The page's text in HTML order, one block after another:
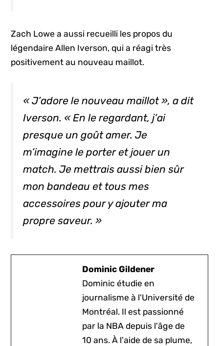
Zach Lowe a aussi recueilli les propos du
légendaire Allen Iverson, qui a réagi très
positivement au nouveau maillot.
« J’adore le nouveau maillot », a dit
Iverson. « En le regardant, j’ai
presque un goût amer. Je
m’imagine le porter et jouer un
match. Je mettrais aussi bien sûr
mon bandeau et tous mes
accessoires pour y ajouter ma
propre saveur. »
Dominic Gildener
Dominic étudie en
journalisme à l'Université de
Montréal. Il est passionné
par la NBA depuis l'âge de
10 ans. À l'aide de sa plume,